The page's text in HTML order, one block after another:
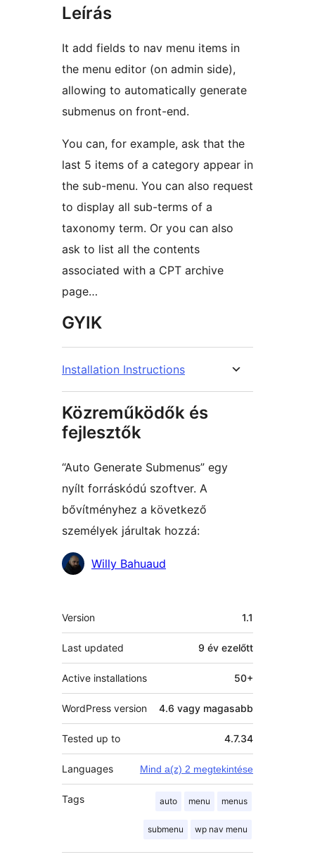
Leírás
It add fields to nav menu items in
the menu editor (on admin side),
allowing to automatically generate
submenus on front-end.
You can, for example, ask that the
last 5 items of a category appear in
the sub-menu. You can also request
to display all sub-terms of a
taxonomy term. Or you can also
ask to list all the contents
associated with a CPT archive
page…
GYIK
Installation Instructions
Közreműködők és
fejlesztők
“Auto Generate Submenus” egy
nyílt forráskódú szoftver. A
bővítményhez a következő
személyek járultak hozzá:
Közreműködők
Willy Bahuaud
Meta
Version 1.1
Last updated 9 év ezelőtt
Active installations 50+
WordPress version 4.6 vagy magasabb
Tested up to 4.7.34
Languages Mind a(z) 2 megtekintése
Tags auto menu menus
submenu wp nav menu